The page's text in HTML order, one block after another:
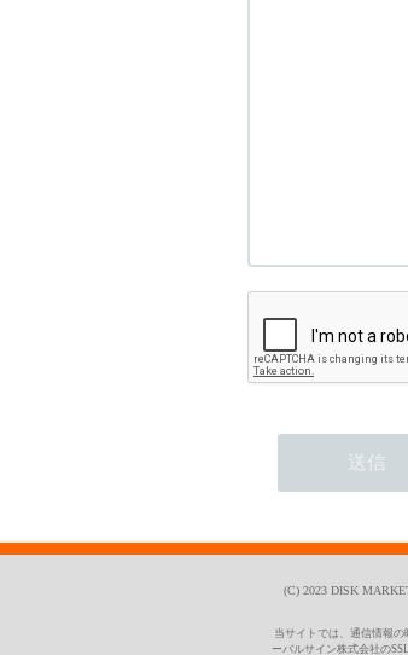
(C) 2023 DISK
当サイトでは、通信情報
ーバルサイン株式会社の